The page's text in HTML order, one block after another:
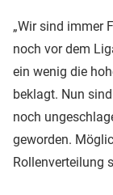
„Wir sind immer
noch vor dem
ein wenig die
beklagt. Nun
noch
geworden.
Rollenverteilung